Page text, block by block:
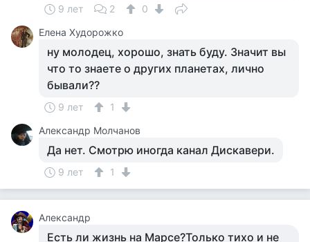
9 лет 2
0
Елена Худорожко
ну молодец, хорошо, знать буду. Значит вы
что то знаете о других планетах, лично
бывали??
9 лет
1
Александр Молчанов
Да нет. Смотрю иногда канал Дискавери.
9 лет 1
Александр
Есть ли жизнь на Марсе?Только тихо и не